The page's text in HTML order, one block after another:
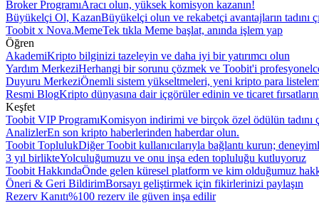
Broker ProgramıAracı olun, yüksek komisyon kazanın!
Büyükelçi Ol, KazanBüyükelçi olun ve rekabetçi avantajların tadını
Toobit x Nova.MemeTek tıkla Meme başlat, anında işlem yap
Öğren
AkademiKripto bilginizi tazeleyin ve daha iyi bir yatırımcı olun
Yardım MerkeziHerhangi bir sorunu çözmek ve Toobit'i
Duyuru MerkeziÖnemli sistem yükseltmeleri, yeni kripto para
Resmi BlogKripto dünyasına dair içgörüler edinin ve ticaret
Keşfet
Toobit VIP ProgramıKomisyon indirimi ve birçok özel ödülün tadını
AnalizlerEn son kripto haberlerinden haberdar olun.
Toobit ToplulukDiğer Toobit kullanıcılarıyla bağlantı kurun;
3 yıl birlikteYolculuğumuzu ve onu inşa eden topluluğu kutluyoruz
Toobit HakkındaÖnde gelen küresel platform ve kim olduğumuz
Öneri & Geri BildirimBorsayı geliştirmek için fikirlerinizi paylaşın
Rezerv Kanıtı%100 rezerv ile güven inşa edilir